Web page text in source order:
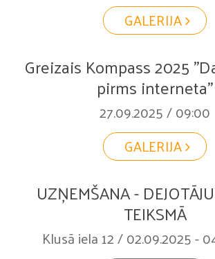
GALERIJA
Greizais Kompass 2025
pirms interneta"
27.09.2025 / 09:00
GALERIJA
UZŅEMŠANA -
TEIKSMĀ
Klusā iela 12 / 02.09.2025 -